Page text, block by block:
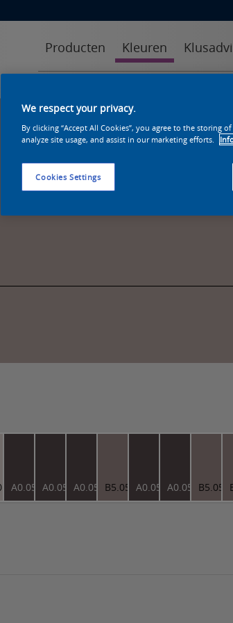
Producten Kleuren
A0.05.25A0.05.25A0.05.25B5.05.52A0.05.25A0.05.25
We respect your privacy.
By clicking “Accept All Cookies”, you agree to the storing
analyze site usage, and assist in our marketing efforts.
Cookies Settings